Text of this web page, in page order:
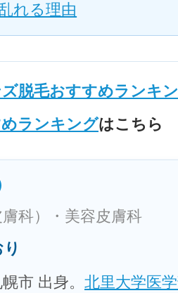
れる理由
脱毛おすすめランキ
ランキングはこちら
膚科）・美容皮膚科
市 出身。 北里大学医